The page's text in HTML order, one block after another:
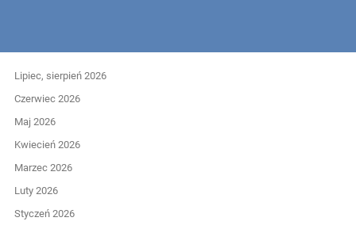
Kalendarz
Lipiec, sierpień 2026
Czerwiec 2026
Maj 2026
Kwiecień 2026
Marzec 2026
Luty 2026
Styczeń 2026